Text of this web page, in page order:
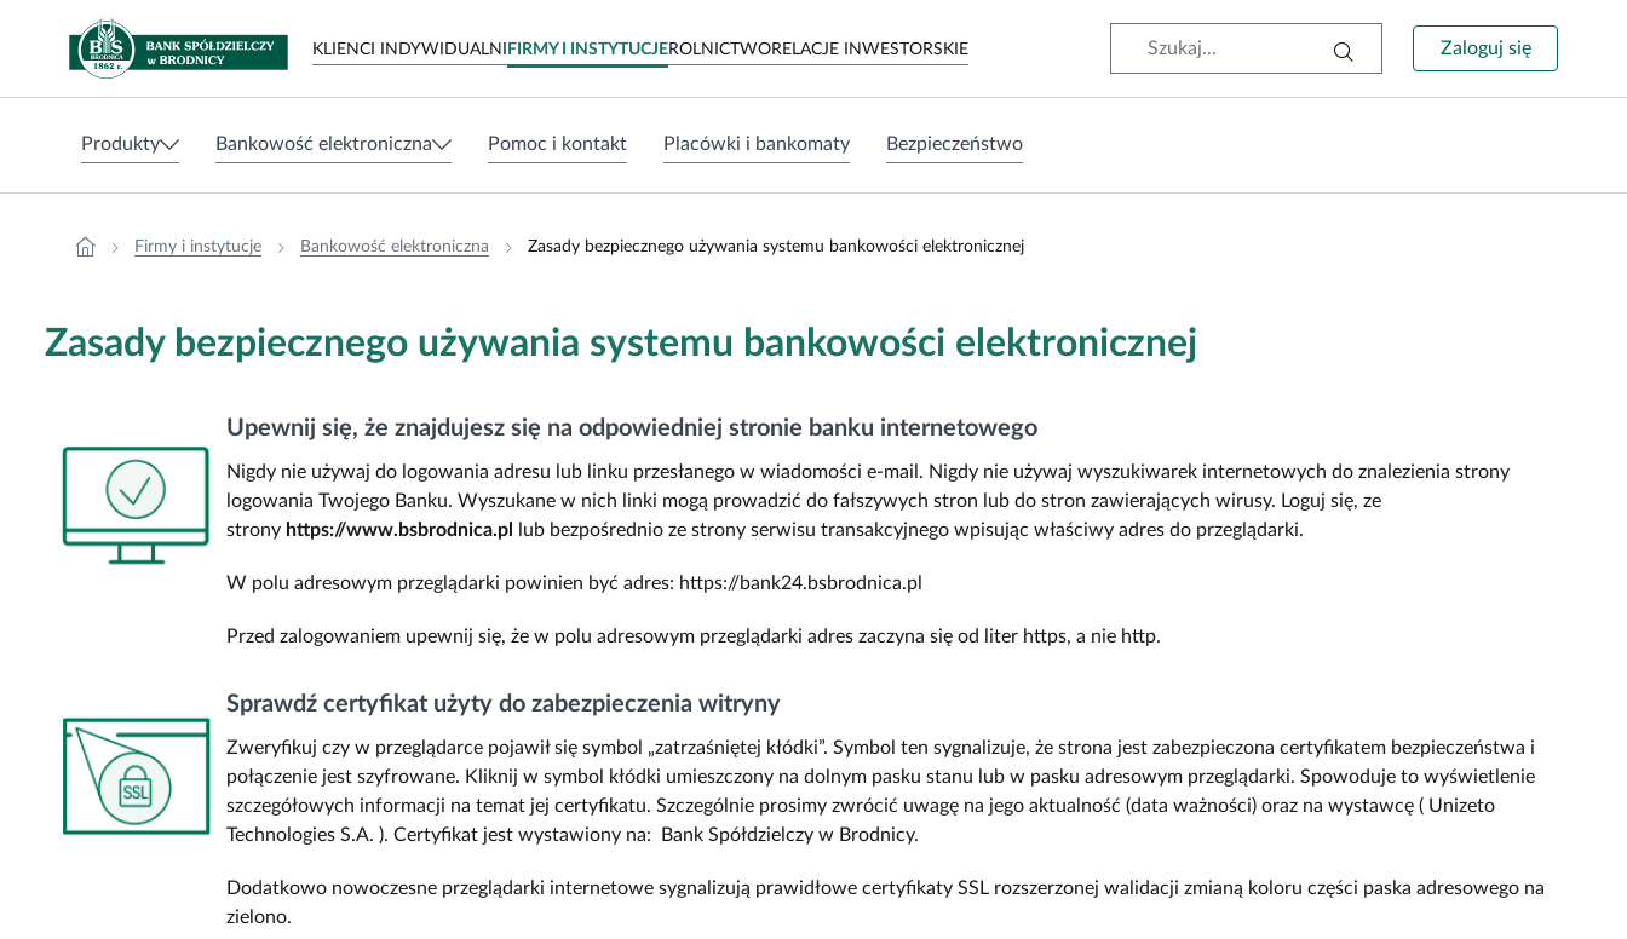
KLIENCI INDYWIDUALNI FIRMY I INSTYTUCJEROLNICTWORELACJE INWESTORSKIE
Wyszukiwarka
Zaloguj się
Menu główne dla firm i instytucji
Produkty
Karty płatnicze
Produkty walutowe
Bankowość elektroniczna
mojeID Profil Zaufany
Pomoc i kontakt Placówki i bankomaty Bezpieczeństwo
Firmy i instytucje Bankowość elektroniczna Zasady bezpiecznego używania systemu bankowości elektronicznej
Zasady bezpiecznego używania systemu bankowości elektronicznej
Upewnij się, że znajdujesz się na odpowiedniej stronie banku internetowego
Nigdy nie używaj do logowania adresu lub linku przesłanego w wiadomości e-mail. Nigdy nie używaj wyszukiwarek internetowych do znalezienia strony
logowania Twojego Banku. Wyszukane w nich linki mogą prowadzić do fałszywych stron lub do stron zawierających wirusy. Loguj się, ze
strony https://www.bsbrodnica.pl lub bezpośrednio ze strony serwisu transakcyjnego wpisując właściwy adres do przeglądarki.
W polu adresowym przeglądarki powinien być adres: https://bank24.bsbrodnica.pl
Przed zalogowaniem upewnij się, że w polu adresowym przeglądarki adres zaczyna się od liter https, a nie http.
Sprawdź certyfikat użyty do zabezpieczenia witryny
Zweryfikuj czy w przeglądarce pojawił się symbol „zatrzaśniętej kłódki”. Symbol ten sygnalizuje, że strona jest zabezpieczona certyfikatem bezpieczeństwa i
połączenie jest szyfrowane. Kliknij w symbol kłódki umieszczony na dolnym pasku stanu lub w pasku adresowym przeglądarki. Spowoduje to wyświetlenie
szczegółowych informacji na temat jej certyfikatu. Szczególnie prosimy zwrócić uwagę na jego aktualność (data ważności) oraz na wystawcę ( Unizeto
Technologies S.A. ). Certyfikat jest wystawiony na: Bank Spółdzielczy w Brodnicy.
Dodatkowo nowoczesne przeglądarki internetowe sygnalizują prawidłowe certyfikaty SSL rozszerzonej walidacji zmianą koloru części paska adresowego na
zielono.